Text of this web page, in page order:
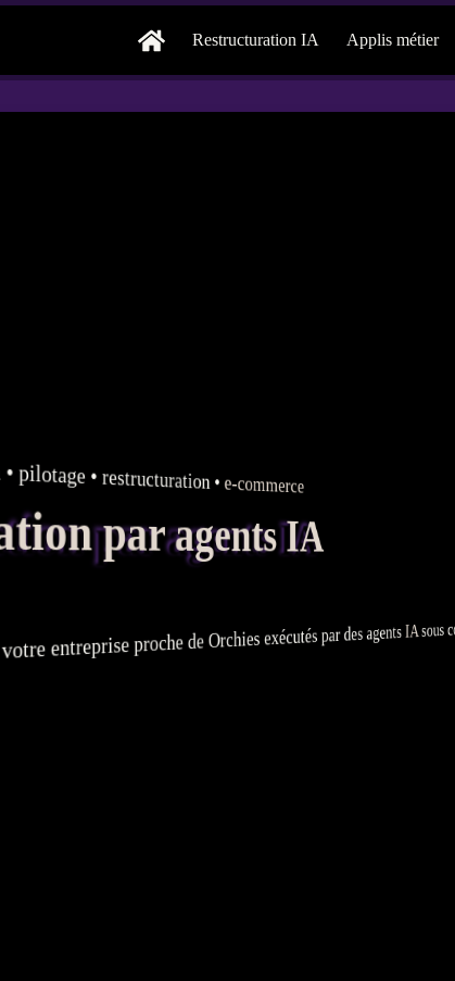
Restructuration IA Applis métier
•pilotage• restructuration• e-commerce
par agents IA
entreprise proche de Orchies exécutés par desagentsIAsous